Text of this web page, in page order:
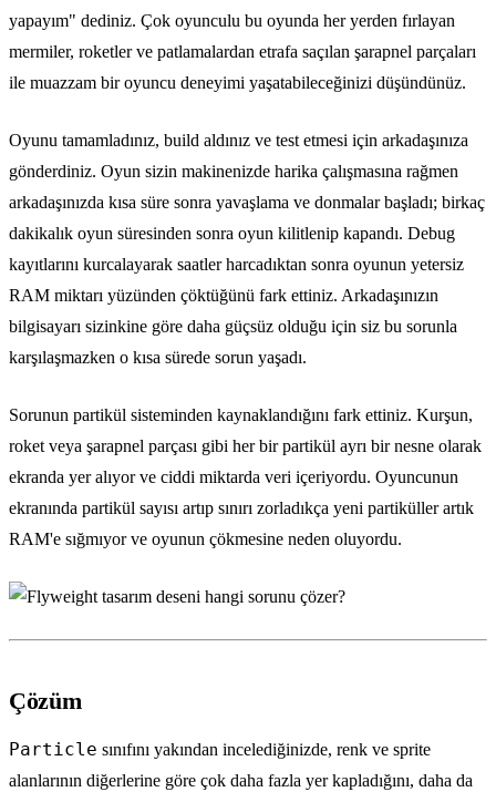
yapayım" dediniz. Çok oyunculu bu oyunda her yerden fırlayan
mermiler, roketler ve patlamalardan etrafa saçılan şarapnel parçaları
ile muazzam bir oyuncu deneyimi yaşatabileceğinizi düşündünüz.
Oyunu tamamladınız, build aldınız ve test etmesi için arkadaşınıza
gönderdiniz. Oyun sizin makinenizde harika çalışmasına rağmen
arkadaşınızda kısa süre sonra yavaşlama ve donmalar başladı; birkaç
dakikalık oyun süresinden sonra oyun kilitlenip kapandı. Debug
kayıtlarını kurcalayarak saatler harcadıktan sonra oyunun yetersiz
RAM miktarı yüzünden çöktüğünü fark ettiniz. Arkadaşınızın
bilgisayarı sizinkine göre daha güçsüz olduğu için siz bu sorunla
karşılaşmazken o kısa sürede sorun yaşadı.
Sorunun partikül sisteminden kaynaklandığını fark ettiniz. Kurşun,
roket veya şarapnel parçası gibi her bir partikül ayrı bir nesne olarak
ekranda yer alıyor ve ciddi miktarda veri içeriyordu. Oyuncunun
ekranında partikül sayısı artıp sınırı zorladıkça yeni partiküller artık
RAM'e sığmıyor ve oyunun çökmesine neden oluyordu.
Çözüm
Particle sınıfını yakından incelediğinizde, renk ve sprite
alanlarının diğerlerine göre çok daha fazla yer kapladığını, daha da